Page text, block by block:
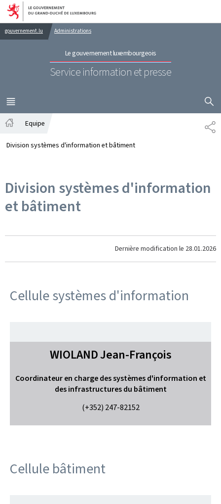
Aller au menu principal
Aller au contenu
gouvernement.lu Administrations
Le gouvernement luxembourgeois
Service information et presse
MENU
PRINCIPAL
Equipe
Division systèmes d'information et bâtiment
Division systèmes d'information
et bâtiment
Dernière modification le 28.01.2026
Cellule systèmes d'information
WIOLANDJean-François
Coordinateur en charge des systèmes d'information et
des infrastructures du bâtiment
(+352) 247-82152
Cellule bâtiment